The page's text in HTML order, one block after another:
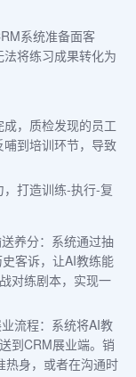
系统准备面客
将练习成果转化为
，质检发现的员工
到培训环节，导致
打造训练-执行-复
养分：系统通过抽
客诉，让AI教练能
对练剧本，实现一
流程：系统将AI教
到CRM展业端。销
热身，或者在沟通时